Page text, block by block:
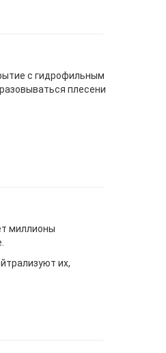
с гидрофильным
плесени
миллионы
их,